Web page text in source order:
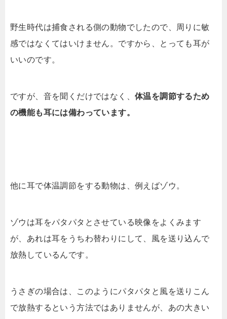
野生時代は捕食される側の動物でしたので、周りに敏
感ではなくてはいけません。ですから、とっても耳が
いいのです。
ですが、音を聞くだけではなく、 体温を調節するため
の機能も耳には備わっています。
他に耳で体温調節をする動物は、例えばゾウ。
ゾウは耳をパタパタとさせている映像をよくみます
が、あれは耳をうちわ替わりにして、風を送り込んで
放熱しているんです。
うさぎの場合は、このようにパタパタと風を送りこん
で放熱するという方法ではありませんが、あの大きい